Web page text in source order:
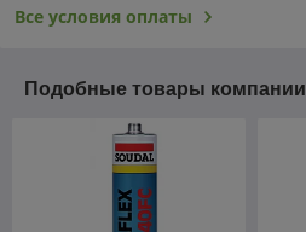
Все условия оплаты
Подобные товары компании